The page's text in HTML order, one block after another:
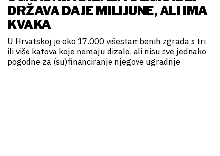
DRŽAVA DAJE MILIJUNE, ALI IMA
KVAKA
U Hrvatskoj je oko 17.000 višestambenih zgrada s tri
ili više katova koje nemaju dizalo, ali nisu sve jednako
pogodne za (su)financiranje njegove ugradnje